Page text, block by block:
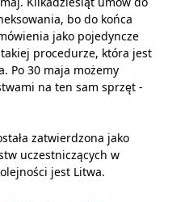
bo do końca
jako pojedyncze
procedurze, która jest
Po 30 maja możemy
na ten sam sprzęt -
zatwierdzona jako
uczestniczących w
jest Litwa.